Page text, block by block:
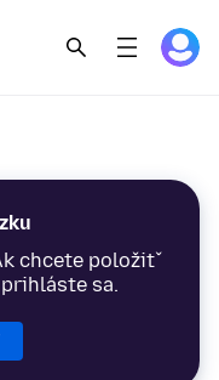
chcete položiť
sa.